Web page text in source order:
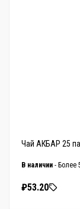
Чай АКБАР 25
В наличии - Более
₽53.20